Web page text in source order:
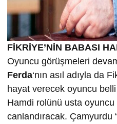
FİKRİYE’NİN BABASI
Oyuncu görüşmeleri
Ferda‘nın asıl adıyla da
hayat verecek oyuncu
Hamdi rolünü usta
canlandıracak. Çamyurdu